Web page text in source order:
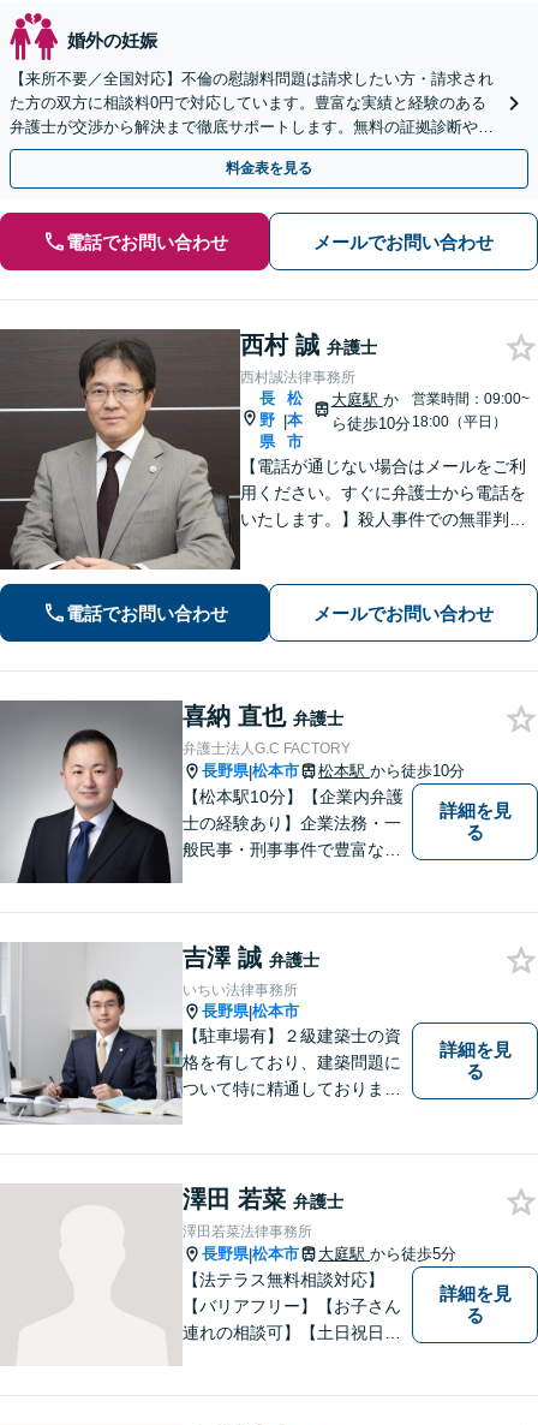
婚外の妊娠
【来所不要／全国対応】不倫の慰謝料問題は請求したい方・請求され
た方の双方に相談料0円で対応しています。豊富な実績と経験のある
弁護士が交渉から解決まで徹底サポートします。無料の証拠診断や着
手金の返還保証もありますので安心してご相談ください。
料金表を見る
電話でお問い合わせ メールでお問い合わせ
西村 誠 弁護士
西村誠法律事務所
長
野
県
|
松
本
市
大庭駅 か
ら徒歩10分
営業時間：09:00~
18:00（平日）
【電話が通じない場合はメールをご利
用ください。すぐに弁護士から電話を
いたします。】殺人事件での無罪判決
員、裁判員裁判対応可、夜間休日対応
可能、専用駐車場あり（無料）
電話でお問い合わせ メールでお問い合わせ
喜納 直也 弁護士
弁護士法人G.C FACTORY
長野県|松本市 松本駅 から徒歩10分
【松本駅10分】【企業内弁護
士の経験あり】企業法務・一
般民事・刑事事件で豊富な実
供します。
詳細を見
る
吉澤 誠 弁護士
いちい法律事務所
長野県|松本市
【駐車場有】２級建築士の資
格を有しており、建築問題に
ついて特に精通しておりま
忙しい方もお気軽にご相談く
ださい。
詳細を見
る
澤田 若菜 弁護士
澤田若菜法律事務所
長野県|松本市 大庭駅 から徒歩5分
【法テラス無料相談対応】
【バリアフリー】【お子さん
連れの相談可】【土日祝日応
詳細を見
る